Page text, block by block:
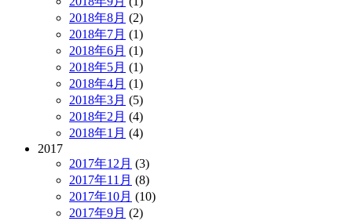
2018年8月 (2)
2018年7月 (1)
2018年6月 (1)
2018年5月 (1)
2018年4月 (1)
2018年3月 (5)
2018年2月 (4)
2018年1月 (4)
2017
2017年12月 (3)
2017年11月 (8)
2017年10月 (10)
2017年9月 (2)